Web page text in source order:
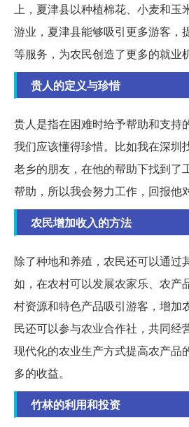
上，夏津县以种植棉花、小麦和玉
游业，夏津县能够吸引更多游客，
等服务，为农民创造了更多的就业
贵人的定义与珍惜
贵人是指在困难时给予帮助和支持
我们应该懂得珍惜。比如我在深圳
老乡的朋友，在他的帮助下找到了
帮助，所以我会努力工作，回报他
农民增加收入的方法
除了种地和养殖，农民还可以通过
如，在农村可以发展农家乐、农产
村资源和特色产品吸引游客，增加
民还可以参与农业合作社，共同经
现代化的农业生产方式提高农产品
多的收益。
竹林的利用和投资